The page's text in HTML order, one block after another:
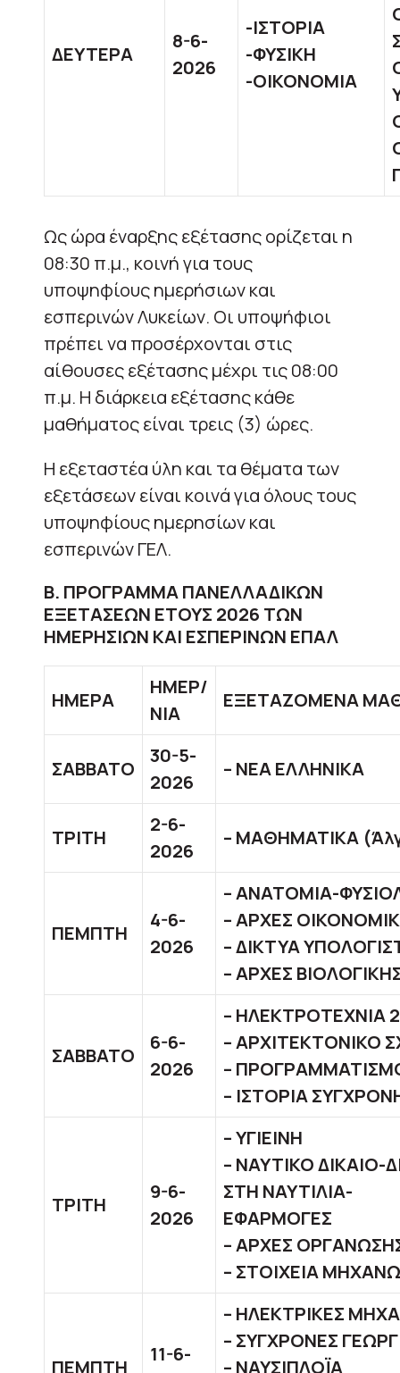
ΔΕΥΤΕΡΑ
8-6-
2026
-ΙΣΤΟΡΙΑ
-ΦΥΣΙΚΗ
-ΟΙΚΟΝΟΜΙΑ
Ως ώρα έναρξης εξέτασης ορίζεται η
08:30 π.μ., κοινή για τους
υποψηφίους ημερήσιων και
εσπερινών Λυκείων. Οι υποψήφιοι
πρέπει να προσέρχονται στις
αίθουσες εξέτασης μέχρι τις 08:00
π.μ. Η διάρκεια εξέτασης κάθε
μαθήματος είναι τρεις (3) ώρες.
Η εξεταστέα ύλη και τα θέματα των
εξετάσεων είναι κοινά για όλους τους
υποψηφίους ημερησίων και
εσπερινών ΓΕΛ.
Β. ΠΡΟΓΡΑΜΜΑ ΠΑΝΕΛΛΑΔΙΚΩΝ
ΕΞΕΤΑΣΕΩΝ ΕΤΟΥΣ 2026 ΤΩΝ
ΗΜΕΡΗΣΙΩΝ ΚΑΙ ΕΣΠΕΡΙΝΩΝ ΕΠΑΛ
ΗΜΕΡΑ
ΗΜΕΡ/
ΝΙΑ
ΕΞΕΤΑΖΟΜΕΝΑ
ΣΑΒΒΑΤΟ
30-5-
2026
– ΝΕΑ ΕΛΛΗΝΙΚΑ
ΤΡΙΤΗ
2-6-
2026
– ΜΑΘΗΜΑΤΙΚΑ
ΠΕΜΠΤΗ
4-6-
2026
– ΑΝΑΤΟΜΙΑ-
– ΑΡΧΕΣ
– ΔΙΚΤΥΑ
– ΑΡΧΕΣ
ΣΑΒΒΑΤΟ
6-6-
2026
– ΗΛΕΚΤΡΟΤΕΧΝΙΑ 2
– ΑΡΧΙΤΕΚΤΟΝΙΚΟ
–
– ΙΣΤΟΡΙΑ
ΤΡΙΤΗ
9-6-
2026
–
– ΝΑΥΤΙΚΟ ΔΙΚΑΙΟ-
ΣΤΗ ΝΑΥΤΙΛΙΑ-
– ΑΡΧΕΣ
– ΣΤΟΙΧΕΙΑ
ΠΕΜΠΤΗ
11-6-
–
– ΣΥΓΧΡΟΝΕΣ
– ΝΑΥΣΙΠΛΟΪΑ